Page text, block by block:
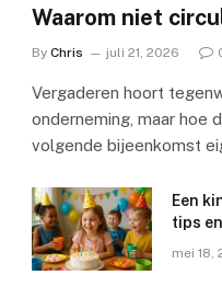
Waarom niet
By Chris juli 21, 2026
Vergaderen hoort
onderneming, maar hoe
volgende bijeenkomst
Een
tips
mei 18,